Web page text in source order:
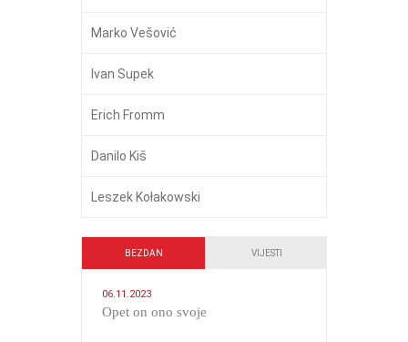
Marko Vešović
Ivan Supek
Erich Fromm
Danilo Kiš
Leszek Kołakowski
BEZDAN VIJESTI
06.11.2023
​Opet on ono svoje